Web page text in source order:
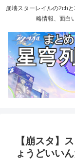
崩壊スターレイルの2ch
略情報、面白
【崩スタ】
ょうどいいん